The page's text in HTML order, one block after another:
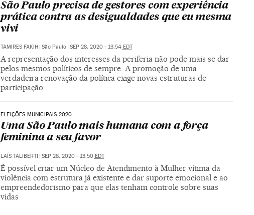
São Paulo precisa de gestores com experiência
prática contra as desigualdades que eu mesma
vivi
TAMIRES FAKIH | São Paulo | SEP 28, 2020 - 13:54 EDT
A representação dos interesses da periferia não pode mais se dar
pelos mesmos políticos de sempre. A promoção de uma
verdadeira renovação da política exige novas estruturas de
participação
ELEIÇÕES MUNICIPAIS 2020
Uma São Paulo mais humana com a força
feminina a seu favor
LAÍS TALIBERTI | SEP 28, 2020 - 13:50 EDT
É possível criar um Núcleo de Atendimento à Mulher vítima da
violência com estrutura já existente e dar suporte emocional e ao
empreendedorismo para que elas tenham controle sobre suas
vidas